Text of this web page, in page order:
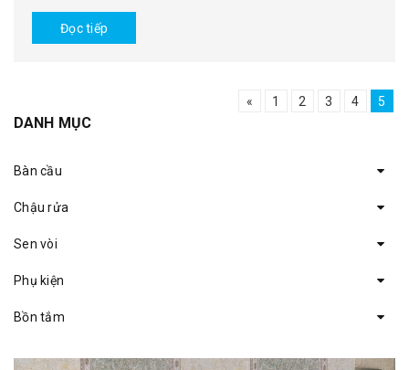
Đọc tiếp
« 1 2 3 4 5
DANH MỤC
Bàn cầu
Chậu rửa
Sen vòi
Phụ kiện
Bồn tắm